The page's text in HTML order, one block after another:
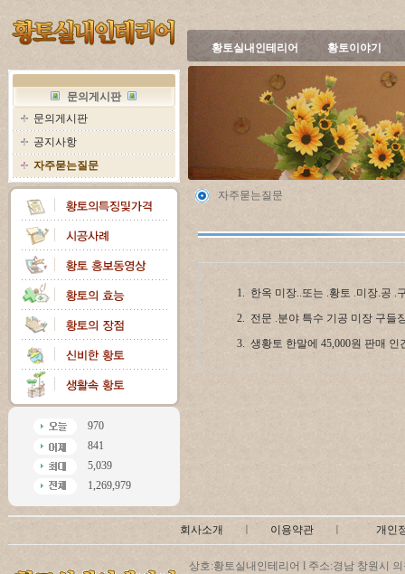
황토실내인테리어 황토이야기
문의게시판
문의게시판
공지사항
자주묻는질문
970
841
5,039
1,269,979
자주묻는질문
1. 한옥 미장..또는 .황토 .미장.공
2. 전문 .분야 특수 기공 미장 구들
3. 생황토 한말에 45,000원 판매
회사소개 이용약관 개인
상호:황토실내인테리어 l 주소:경남 창원시